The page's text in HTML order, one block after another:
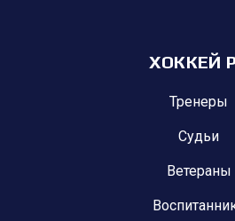
ХОККЕЙ
Тренеры
Судьи
Ветераны